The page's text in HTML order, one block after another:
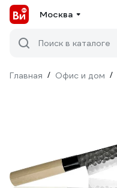
Москва
Поиск в каталоге
Главная / Офис и дом /